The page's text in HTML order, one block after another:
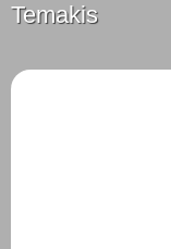
Temakis